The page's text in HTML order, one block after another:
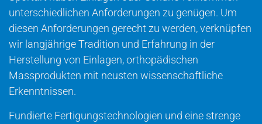
unterschiedlichen Anforderungen zu genügen. Um
diesen Anforderungen gerecht zu werden, verknüpfen
wir langjährige Tradition und Erfahrung in der
Herstellung von Einlagen, orthopädischen
Massprodukten mit neusten wissenschaftliche
Erkenntnissen.
Fundierte Fertigungstechnologien und eine strenge